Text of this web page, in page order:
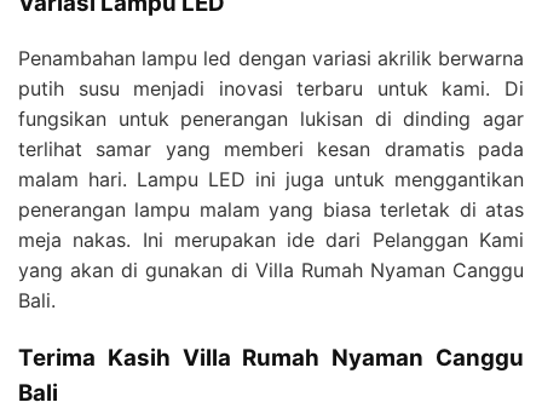
Penambahan lampu led dengan variasi akrilik berwarna
putih susu menjadi inovasi terbaru untuk kami. Di
fungsikan untuk penerangan lukisan di dinding agar
terlihat samar yang memberi kesan dramatis pada
malam hari. Lampu LED ini juga untuk menggantikan
penerangan lampu malam yang biasa terletak di atas
meja nakas. Ini merupakan ide dari Pelanggan Kami
yang akan di gunakan di Villa Rumah Nyaman Canggu
Bali.
Terima Kasih Villa Rumah Nyaman Canggu
Bali